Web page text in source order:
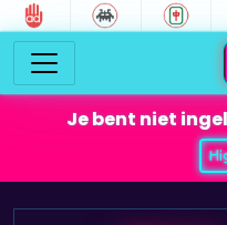
Je bent niet